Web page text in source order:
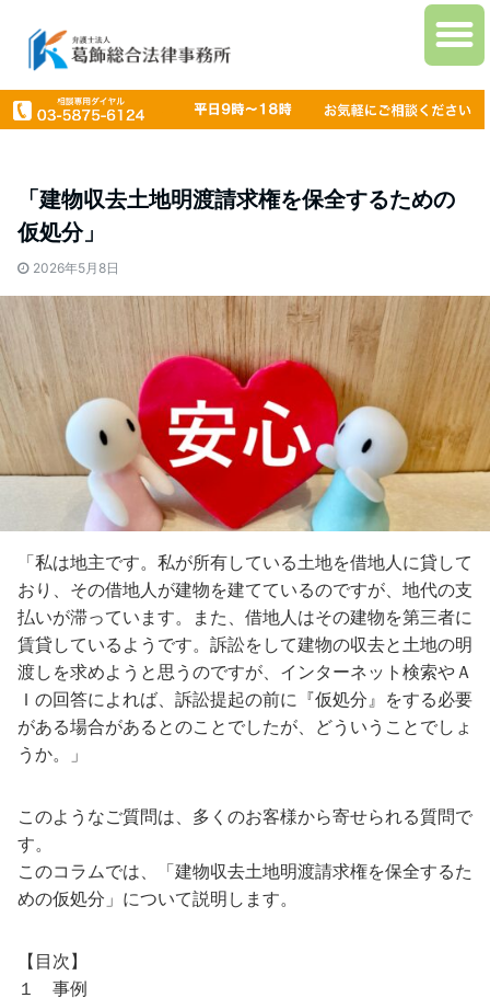
「建物収去土地明渡請求権を保全するための
仮処分」
2026年5月8日
「私は地主です。私が所有している土地を借地人に貸して
おり、その借地人が建物を建てているのですが、地代の支
払いが滞っています。また、借地人はその建物を第三者に
賃貸しているようです。訴訟をして建物の収去と土地の明
渡しを求めようと思うのですが、インターネット検索やＡ
Ｉの回答によれば、訴訟提起の前に『仮処分』をする必要
がある場合があるとのことでしたが、どういうことでしょ
うか。」
このようなご質問は、多くのお客様から寄せられる質問で
す。
このコラムでは、「建物収去土地明渡請求権を保全するた
めの仮処分」について説明します。
【目次】
１ 事例